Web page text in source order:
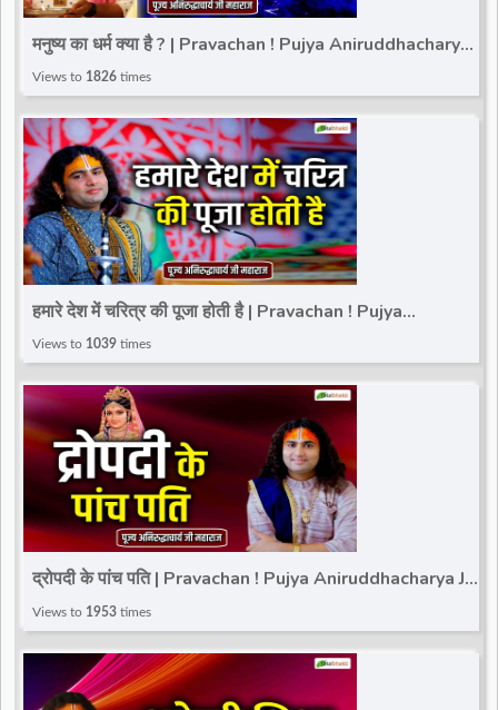
मनुष्य का धर्म क्या है ? | Pravachan ! Pujya Aniruddhacharya
Ji Maharaj
Views to 1826 times
हमारे देश में चरित्र की पूजा होती है | Pravachan ! Pujya
Aniruddhacharya Ji Maharaj
Views to 1039 times
द्रोपदी के पांच पति | Pravachan ! Pujya Aniruddhacharya Ji
Maharaj
Views to 1953 times